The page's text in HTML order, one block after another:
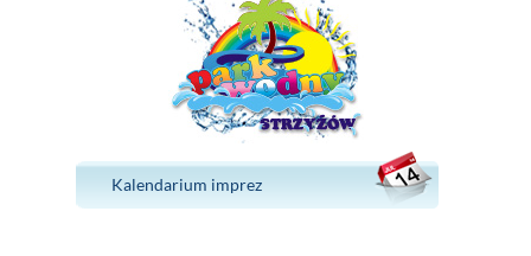
Kalendarium imprez